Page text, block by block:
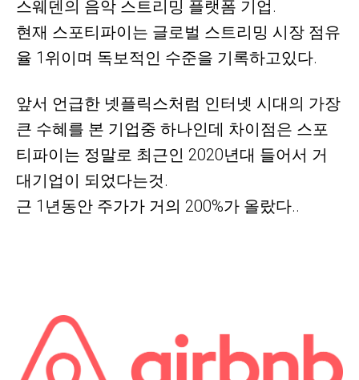
스웨덴의 음악 스트리밍 플랫폼 기업.
현재 스포티파이는 글로벌 스트리밍 시장 점유
율 1위이며 독보적인 수준을 기록하고있다.
앞서 언급한 넷플릭스처럼 인터넷 시대의 가장
큰 수혜를 본 기업중 하나인데 차이점은 스포
티파이는 정말로 최근인 2020년대 들어서 거
대기업이 되었다는것.
근 1년동안 주가가 거의 200%가 올랐다..